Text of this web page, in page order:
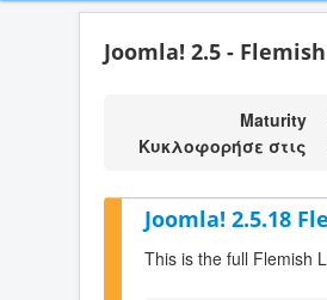
Joomla! 2.5 - Flemish
Maturity
Κυκλοφορήσε στις
Joomla! 2.5.18
This is the full Flemish